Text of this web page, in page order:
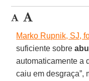
Marko Rupnik, SJ,
suficiente sobre
automaticamente a
caiu em desgraça”,